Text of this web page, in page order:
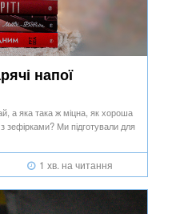
напої
а яка така ж міцна, як хороша
зефірками? Ми підготували для
1 хв. на читання